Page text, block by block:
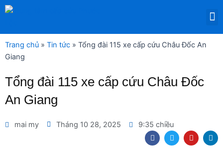
Nhảy
dung
Trang chủ » Tin tức » Tổng đài 115 xe cấp cứu Châu Đốc An
Giang
Tổng đài 115 xe cấp cứu Châu Đốc
An Giang
mai my Tháng 10 28, 2025 9:35 chiều
F
a
c
T
w
i
Y
o
u
L
i
n